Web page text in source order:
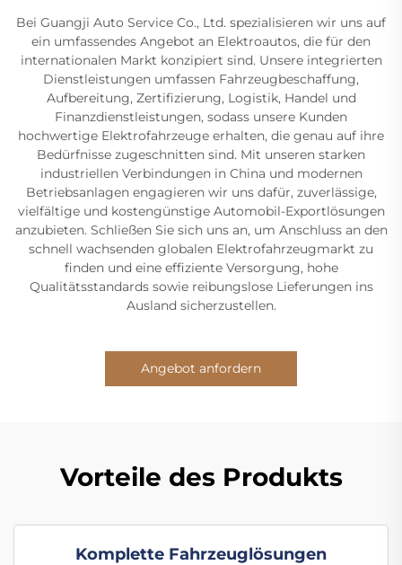
Bei Guangji Auto Service Co., Ltd. spezialisieren wir uns auf
ein umfassendes Angebot an Elektroautos, die für den
internationalen Markt konzipiert sind. Unsere integrierten
Dienstleistungen umfassen Fahrzeugbeschaffung,
Aufbereitung, Zertifizierung, Logistik, Handel und
Finanzdienstleistungen, sodass unsere Kunden
hochwertige Elektrofahrzeuge erhalten, die genau auf ihre
Bedürfnisse zugeschnitten sind. Mit unseren starken
industriellen Verbindungen in China und modernen
Betriebsanlagen engagieren wir uns dafür, zuverlässige,
vielfältige und kostengünstige Automobil-Exportlösungen
anzubieten. Schließen Sie sich uns an, um Anschluss an den
schnell wachsenden globalen Elektrofahrzeugmarkt zu
finden und eine effiziente Versorgung, hohe
Qualitätsstandards sowie reibungslose Lieferungen ins
Ausland sicherzustellen.
Angebot anfordern
Vorteile des Produkts
Komplette Fahrzeuglösungen